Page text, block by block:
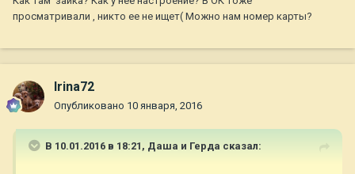
просматривали , никто ее не ищет( Можно нам номер карты?
Irina72
Опубликовано 10 января, 2016
В 10.01.2016 в 18:21, Даша и Герда сказал: